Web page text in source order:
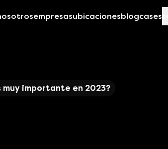
empresasubicacionesblogcases
muy importante en 2023?